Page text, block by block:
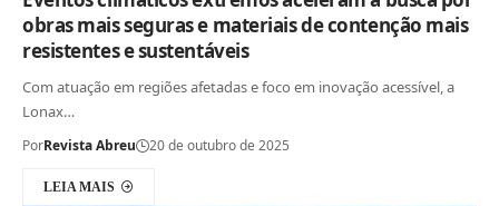
obras mais seguras e materiais de contenção mais
resistentes e sustentáveis
Com atuação em regiões afetadas e foco em inovação acessível, a
Lonax…
PorRevista Abreu 20 de outubro de 2025
LEIA MAIS